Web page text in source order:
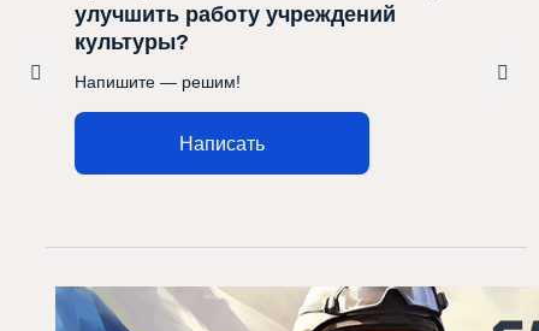
улучшить работу учреждений
культуры?
Напишите — решим!
Написать